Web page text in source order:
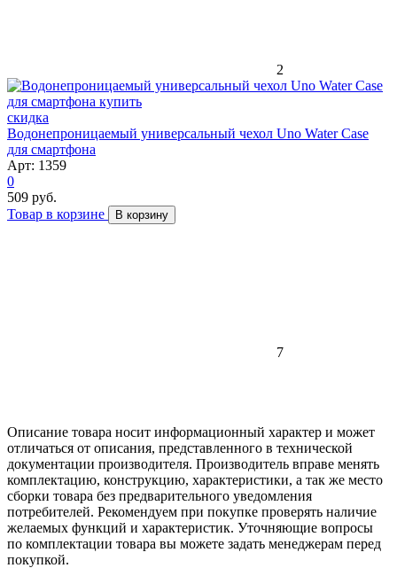
2
скидка
Водонепроницаемый универсальный чехол Uno Water Case
для смартфона
Арт: 1359
0
509 руб.
Товар в корзине
В корзину
7
Описание товара носит информационный характер и может
отличаться от описания, представленного в технической
документации производителя. Производитель вправе менять
комплектацию, конструкцию, характеристики, а так же место
сборки товара без предварительного уведомления
потребителей. Рекомендуем при покупке проверять наличие
желаемых функций и характеристик. Уточняющие вопросы
по комплектации товара вы можете задать менеджерам перед
покупкой.